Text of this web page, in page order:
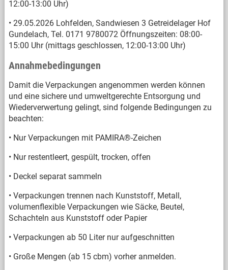
12:00-13:00 Uhr)
• 29.05.2026 Lohfelden, Sandwiesen 3 Getreidelager Hof
Gundelach, Tel. 0171 9780072 Öffnungszeiten: 08:00-
15:00 Uhr (mittags geschlossen, 12:00-13:00 Uhr)
Annahmebedingungen
Damit die Verpackungen angenommen werden können
und eine sichere und umweltgerechte Entsorgung und
Wiederverwertung gelingt, sind folgende Bedingungen zu
beachten:
• Nur Verpackungen mit PAMIRA®-Zeichen
• Nur restentleert, gespült, trocken, offen
• Deckel separat sammeln
• Verpackungen trennen nach Kunststoff, Metall,
volumenflexible Verpackungen wie Säcke, Beutel,
Schachteln aus Kunststoff oder Papier
• Verpackungen ab 50 Liter nur aufgeschnitten
• Große Mengen (ab 15 cbm) vorher anmelden.